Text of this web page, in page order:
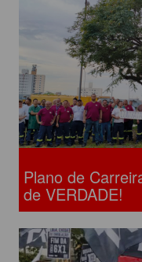
Plano de
de VERDADE!